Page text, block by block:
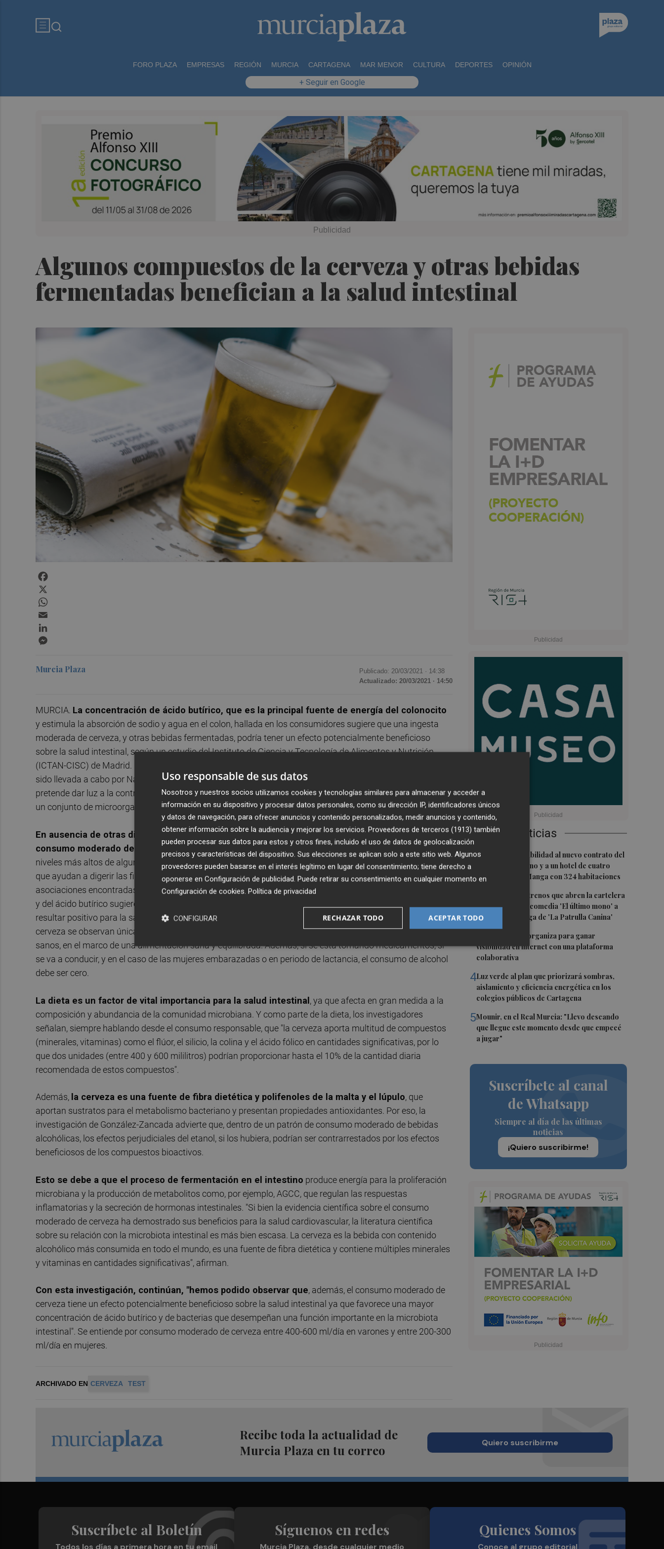
FORO PLAZA EMPRESAS REGIÓN MURCIA CARTAGENA MAR MENOR CULTURA DEPORTES OPINIÓN
+ Seguir en Google
Algunos compuestos de la cerveza y otras bebidas
fermentadas benefician a la salud intestinal
Últimas Noticias
1San Javier da viabilidad al nuevo contrato del
transporte urbano y a un hotel de cuatro
estrellas en La Manga con 324 habitaciones
Estos son los estrenos que abren la cartelera
en agosto: de la comedia 'El último mono' a
una nueva entrega de 'La Patrulla Canina'
Los Belones se organiza para ganar
visibilidad en internet con una plataforma
colaborativa
4Luz verde al plan que priorizará sombras,
aislamiento y eficiencia energética en los
colegios públicos de Cartagena
5Mounir, en el Real Murcia: "Llevo deseando
que llegue este momento desde que empecé
a jugar"
Suscríbete al canal
de Whatsapp
Siempre al día de las últimas
noticias
¡Quiero suscribirme!
Murcia Plaza Publicado: 20/03/2021 · 14:38
Actualizado: 20/03/2021 · 14:50
MURCIA. La concentración de ácido butírico, que es la principal fuente de energía del colonocito
y estimula la absorción de sodio y agua en el colon, hallada en los consumidores sugiere que una ingesta
moderada de cerveza, y otras bebidas fermentadas, podría tener un efecto potencialmente beneficioso
sobre la salud intestinal, según un estudio del Instituto de Ciencia y Tecnología de Alimentos y Nutrición
(ICTAN-CISC) de Madrid.
sido llevada a cabo por Natalia González-Zancada bajo la dirección de la doctora Esther Nova, y en ella se
pretende dar luz a la contribución de las bebidas fermentadas a la composición de la microbiota intestinal,
un conjunto de microorganismos vivos que habitan en el tubo digestivo.
En ausencia de otras diferencias dietéticas, el estudio no ha encontrado relación entre el
consumo moderado de cerveza
con cambios en la diversidad de la microbiota intestinal, pero sí con
niveles más altos de algunas bacterias que desempeñan un papel importante en el ecosistema intestinal, ya
que ayudan a digerir las fibras vegetales (Blautia, Pseudobutyrivibrio, Butyrivibrio y Johnsonella). Las
asociaciones encontradas entre el consumo de cerveza y la abundancia de ciertos géneros de la microbiota
y del ácido butírico sugieren, por lo tanto, un aprovechamiento de los componentes de la cerveza que podría
resultar positivo para la salud intestinal. Pero hay que tener en cuenta que los efectos beneficiosos de la
cerveza se observan únicamente cuando el consumo es moderado y responsable, por parte de adultos
sanos, en el marco de una alimentación sana y equilibrada. Además, si se está tomando medicamentos, si
se va a conducir, y en el caso de las mujeres embarazadas o en periodo de lactancia, el consumo de alcohol
debe ser cero.
La dieta es un factor de vital importancia para la salud intestinal, ya que afecta en gran medida a la
composición y abundancia de la comunidad microbiana. Y como parte de la dieta, los investigadores
señalan, siempre hablando desde el consumo responsable, que "la cerveza aporta multitud de compuestos
(minerales, vitaminas) como el flúor, el silicio, la colina y el ácido fólico en cantidades significativas, por lo
que dos unidades (entre 400 y 600 mililitros) podrían proporcionar hasta el 10% de la cantidad diaria
recomendada de estos compuestos".
Además, la cerveza es una fuente de fibra dietética y polifenoles de la malta y el lúpulo, que
aportan sustratos para el metabolismo bacteriano y presentan propiedades antioxidantes. Por eso, la
investigación de González-Zancada advierte que, dentro de un patrón de consumo moderado de bebidas
alcohólicas, los efectos perjudiciales del etanol, si los hubiera, podrían ser contrarrestados por los efectos
beneficiosos de los compuestos bioactivos.
Esto se debe a que el proceso de fermentación en el intestino produce energía para la proliferación
microbiana y la producción de metabolitos como, por ejemplo, AGCC, que regulan las respuestas
inflamatorias y la secreción de hormonas intestinales. "Si bien la evidencia científica sobre el consumo
moderado de cerveza ha demostrado sus beneficios para la salud cardiovascular, la literatura científica
sobre su relación con la microbiota intestinal es más bien escasa. La cerveza es la bebida con contenido
alcohólico más consumida en todo el mundo, es una fuente de fibra dietética y contiene múltiples minerales
y vitaminas en cantidades significativas", afirman.
Con esta investigación, continúan, "hemos podido observar que, además, el consumo moderado de
cerveza tiene un efecto potencialmente beneficioso sobre la salud intestinal ya que favorece una mayor
concentración de ácido butírico y de bacterias que desempeñan una función importante en la microbiota
intestinal". Se entiende por consumo moderado de cerveza entre 400-600 ml/día en varones y entre 200-300
ml/día en mujeres.
ARCHIVADO EN CERVEZA TEST
Recibe toda la actualidad de
Murcia Plaza en tu correo
Quiero suscribirme
Suscríbete al Boletín Síguenos en redes Quienes Somos
Uso responsable de sus datos
Nosotros y nuestros socios utilizamos cookies y tecnologías similares para almacenar y acceder a
información en su dispositivo y procesar datos personales, como su dirección IP, identificadores únicos
y datos de navegación, para ofrecer anuncios y contenido personalizados, medir anuncios y contenido,
obtener información sobre la audiencia y mejorar los servicios. Proveedores de terceros (1913) también
pueden procesar sus datos para estos y otros fines, incluido el uso de datos de geolocalización
precisos y características del dispositivo. Sus elecciones se aplican solo a este sitio web. Algunos
proveedores pueden basarse en el interés legítimo en lugar del consentimiento; tiene derecho a
oponerse en Configuración de publicidad. Puede retirar su consentimiento en cualquier momento en
Configuración de cookies. Política de privacidad
ACEPTAR TODO
RECHAZAR TODO
CONFIGURAR